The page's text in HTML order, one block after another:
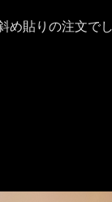
め貼りの注文で